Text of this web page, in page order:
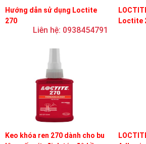
Hướng dẫn sử dụng Loctite
270
Liên hệ: 0938454791
Loctite
Keo khóa ren 270 dành cho bu